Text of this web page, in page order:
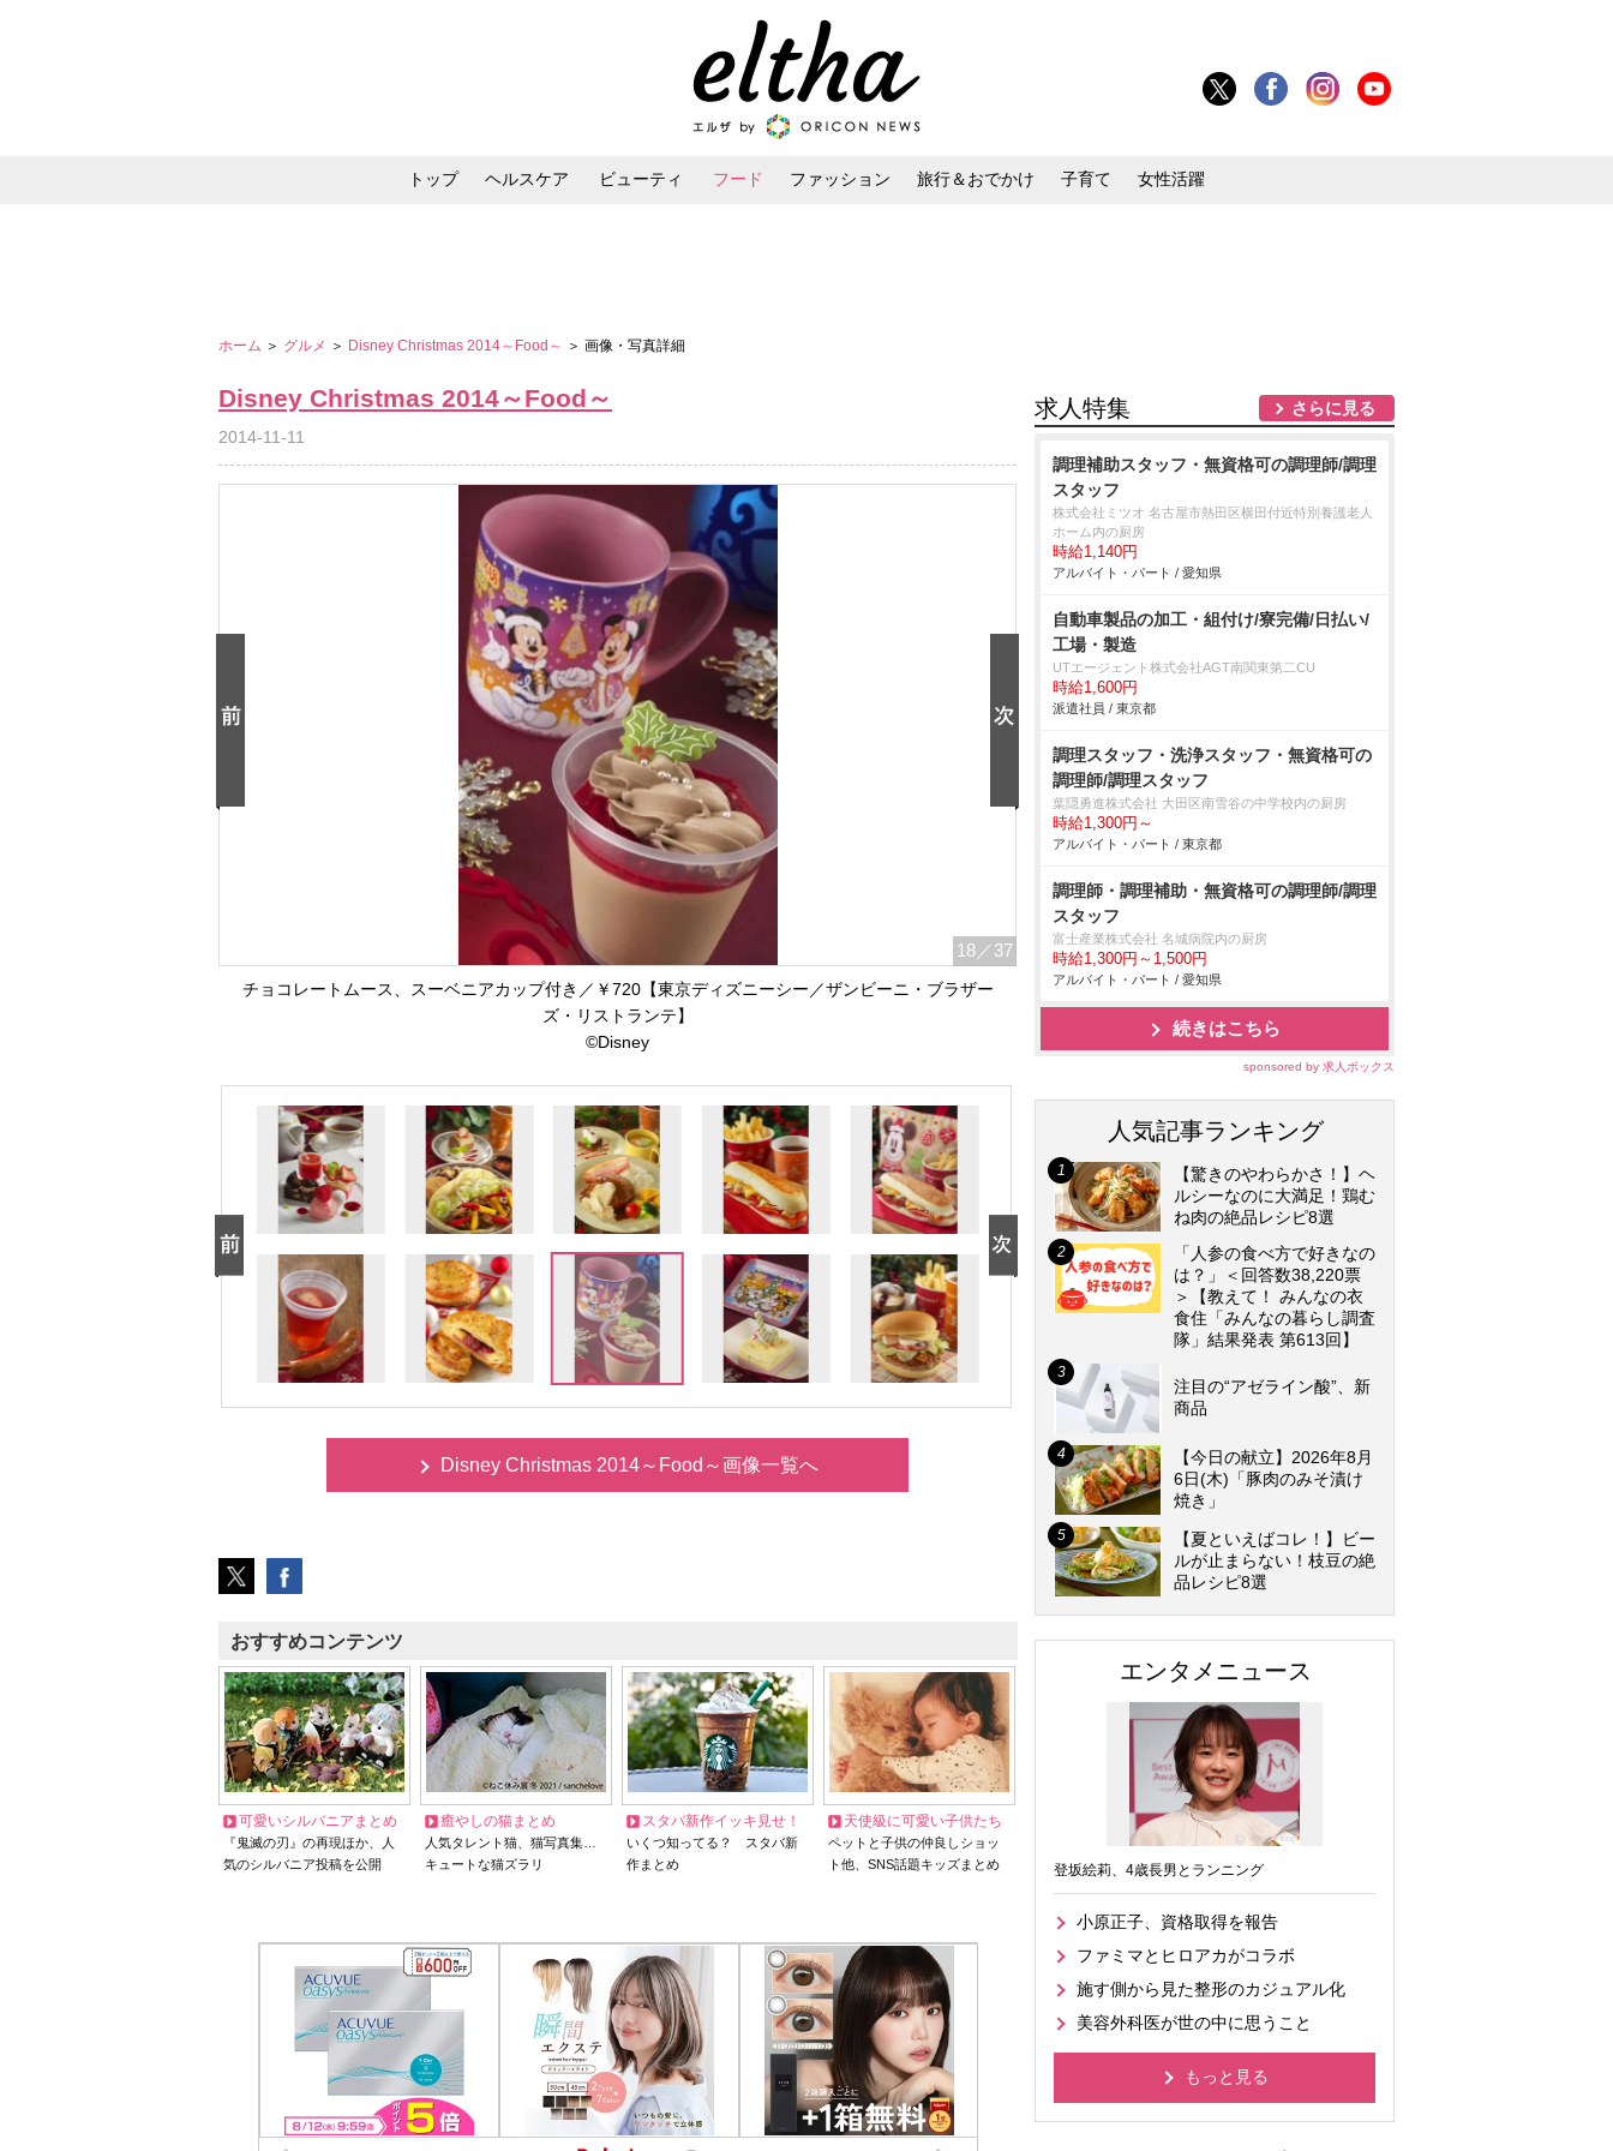
トップ ヘルスケア ビューティ フード ファッション 旅行＆おでかけ 子育て 女性活躍
ホーム ＞ グルメ ＞ Disney Christmas 2014～Food～ ＞ 画像・写真詳細
Disney Christmas 2014～Food～
2014-11-11
18 ／37
チョコレートムース、スーベニアカップ付き／￥720【東京ディズニーシー／ザンビーニ・ブラザー
ズ・リストランテ】
©Disney
Disney Christmas 2014～Food～画像一覧へ
おすすめコンテンツ
可愛いシルバニアまとめ
『鬼滅の刃』の再現ほか、人
気のシルバニア投稿を公開
癒やしの猫まとめ
人気タレント猫、猫写真集…
キュートな猫ズラリ
スタバ新作イッキ見せ！
いくつ知ってる？ スタバ新
作まとめ
天使級に可愛い子供たち
ペットと子供の仲良しショッ
ト他、SNS話題キッズまとめ
求人特集 さらに見る
調理補助スタッフ・無資格可の調理師/調理
スタッフ
株式会社ミツオ 名古屋市熱田区横田付近特別養護老人
ホーム内の厨房
時給1,140円
アルバイト・パート / 愛知県
自動車製品の加工・組付け/寮完備/日払い/
工場・製造
UTエージェント株式会社AGT南関東第二CU
時給1,600円
派遣社員 / 東京都
調理スタッフ・洗浄スタッフ・無資格可の
調理師/調理スタッフ
葉隠勇進株式会社 大田区南雪谷の中学校内の厨房
時給1,300円～
アルバイト・パート / 東京都
調理師・調理補助・無資格可の調理師/調理
スタッフ
富士産業株式会社 名城病院内の厨房
時給1,300円～1,500円
アルバイト・パート / 愛知県
続きはこちら
sponsored by 求人ボックス
人気記事ランキング
【驚きのやわらかさ！】ヘ
ルシーなのに大満足！鶏む
ね肉の絶品レシピ8選
「人参の食べ方で好きなの
は？」＜回答数38,220票
＞【教えて！ みんなの衣
食住「みんなの暮らし調査
隊」結果発表 第613回】
注目の“アゼライン酸”、新
商品
【今日の献立】2026年8月
6日(木)「豚肉のみそ漬け
焼き」
【夏といえばコレ！】ビー
ルが止まらない！枝豆の絶
品レシピ8選
エンタメニュース
登坂絵莉、4歳長男とランニング
小原正子、資格取得を報告
ファミマとヒロアカがコラボ
施す側から見た整形のカジュアル化
美容外科医が世の中に思うこと
もっと見る